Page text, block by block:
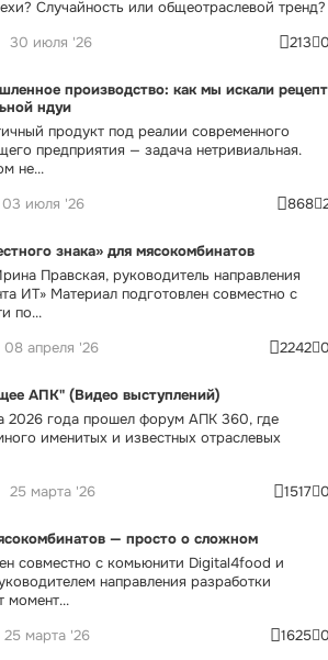
Случайность или общеотраслевой тренд?
30 июля '26 213
производство: как мы искали рецепт
ндуи
продукт под реалии современного
предприятия — задача нетривиальная.
не...
03 июля '26 868
знака» для мясокомбинатов
Правская, руководитель направления
ИТ» Материал подготовлен совместно с
по...
08 апреля '26 2242
АПК" (Видео выступлений)
2026 года прошел форум АПК 360, где
именитых и известных отраслевых
25 марта '26 1517
— просто о сложном
совместно с комьюнити Digital4food и
направления разработки
момент...
25 марта '26 1625